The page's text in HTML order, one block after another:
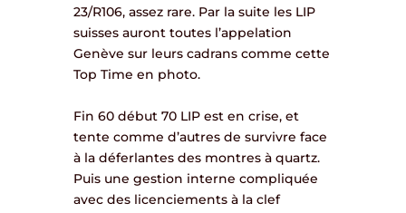
23/R106, assez rare. Par la suite les LIP
suisses auront toutes l’appelation
Genève sur leurs cadrans comme cette
Top Time en photo.
Fin 60 début 70 LIP est en crise, et
tente comme d’autres de survivre face
à la déferlantes des montres à quartz.
Puis une gestion interne compliquée
avec des licenciements à la clef